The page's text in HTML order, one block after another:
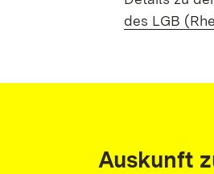
des LGB
Auskunft